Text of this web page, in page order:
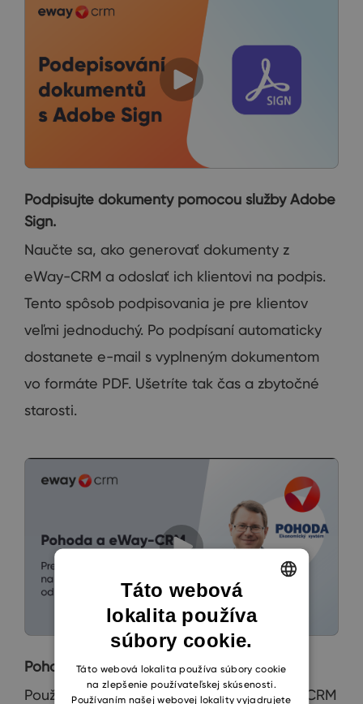
Podpisujte dokumenty pomocou služby Adobe
Sign.
Naučte sa, ako generovať dokumenty z
eWay-CRM a odoslať ich klientovi na podpis.
Tento spôsob podpisovania je pre klientov
veľmi jednoduchý. Po podpísaní automaticky
dostanete e-mail s vyplneným dokumentom
vo formáte PDF. Ušetríte tak čas a zbytočné
starosti.
Pohoda a eWay-CRM
Používate Pohodu a hľadáte k nej vhodný CRM
ENGLISH
SLOVAK
Táto webová
lokalita používa
súbory cookie.
Táto webová lokalita používa súbory cookie
na zlepšenie používateľskej skúsenosti.
Používaním našej webovej lokality vyjadrujete